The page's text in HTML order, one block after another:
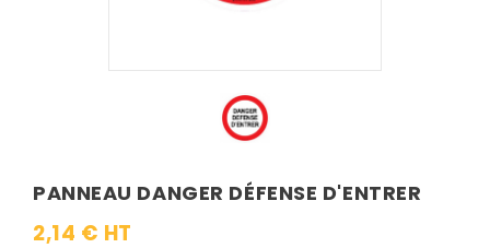
PANNEAU DANGER DÉFENSE D'ENTRER
2,14 € HT